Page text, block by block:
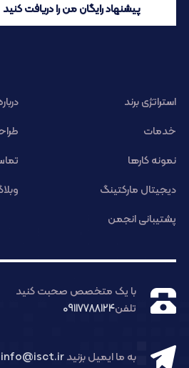
پیشنهاد رایگان من را دریافت کنید
استراتژی برند
خدمات
نمونه کارها
دیجیتال مارکتینگ
پشتیبانی انجمن
با یک متخصص صحبت کنید
تلفن09117788124
به ما ایمیل بزنیدinfo@isct.ir